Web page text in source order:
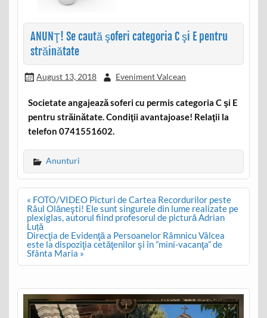
ANUNŢ! Se caută şoferi categoria C şi E pentru
străinătate
August 13, 2018 Eveniment Valcean
Societate angajează soferi cu permis categoria C şi E
pentru străinătate. Condiţii avantajoase! Relaţii la
telefon 0741551602.
Anunturi
Post
navigation
« FOTO/VIDEO Picturi de Cartea Recordurilor peste
Râul Olăneşti! Ele sunt singurele din lume realizate pe
plexiglas, autorul fiind profesorul de pictură Adrian
Luță
Direcţia de Evidenţă a Persoanelor Râmnicu Vâlcea
este la dispoziţia cetăţenilor şi în ”mini-vacanţa” de
Sfânta Maria »